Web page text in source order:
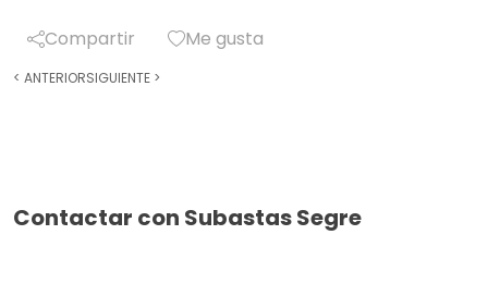
Compartir Me gusta
< ANTERIORSIGUIENTE >
Contactar con Subastas Segre